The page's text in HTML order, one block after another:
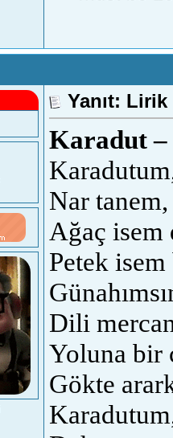
Yanıt:
Karadut –
Nar
Ağaç isem
Petek isem
Dili
Yoluna bir
Gökte